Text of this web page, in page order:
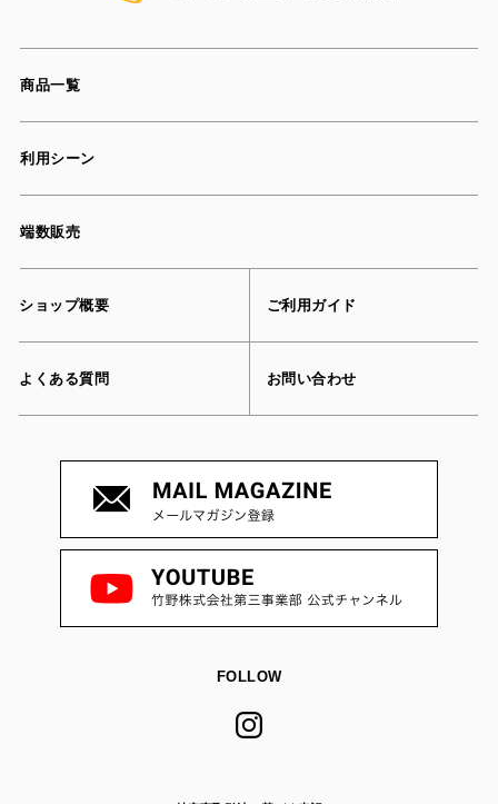
商品一覧
利用シーン
端数販売
ショップ概要 ご利用ガイド
よくある質問 お問い合わせ
FOLLOW